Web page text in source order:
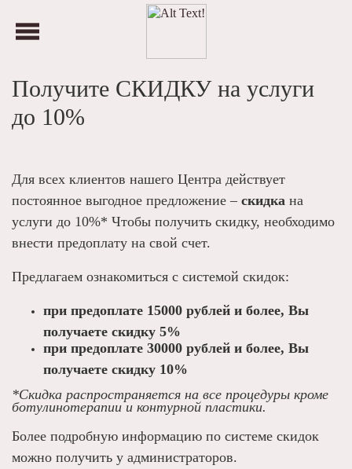
Получите СКИДКУ на услуги
до 10%
Для всех клиентов нашего Центра действует
постоянное выгодное предложение – скидка на
услуги до 10%* Чтобы получить скидку, необходимо
внести предоплату на свой счет.
Предлагаем ознакомиться с системой скидок:
при предоплате 15000 рублей и более, Вы
получаете скидку 5%
при предоплате 30000 рублей и более, Вы
получаете скидку 10%
*Скидка распространяется на все процедуры кроме
ботулинотерапии и контурной пластики.
Более подробную информацию по системе скидок
можно получить у администраторов.